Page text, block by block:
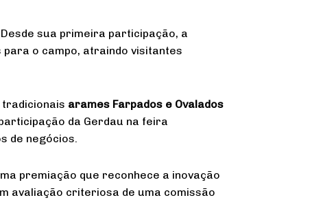
Desde sua primeira participação, a
o campo, atraindo visitantes
tradicionais arames Farpados e Ovalados
da Gerdau na feira
de negócios.
premiação que reconhece a inovação
avaliação criteriosa de uma comissão